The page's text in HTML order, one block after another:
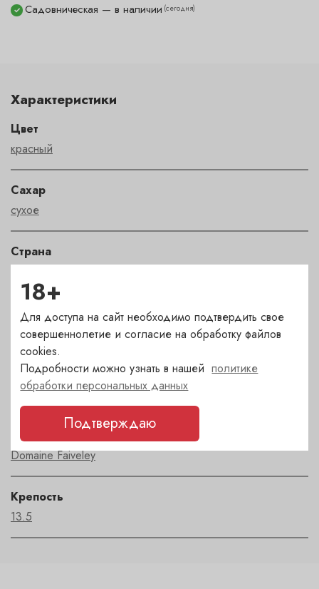
✓ Садовническая — в наличии (сегодня)
Характеристики
Цвет
красный
Сахар
сухое
Страна
Сорт
пино нуар
Регион
Bourgogne
Автор
Domaine Faiveley
Крепость
13.5
18+
Для доступа на сайт необходимо подтвердить свое
совершеннолетие и согласие на обработку файлов
cookies.
Подробности можно узнать в нашейполитике
обработки персональных данных
Подтверждаю